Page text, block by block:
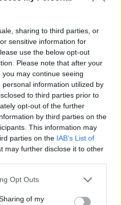
sharing to third parties, or
sensitive information for
use the below opt-out
Please note that after your
may continue seeing
information utilized by
to third parties prior to
opt-out of the further
by third parties on the
This information may
parties on the IAB’s List of
may further disclose it to other
uses one or more Google
behaviour. You may click to
Opt Outs
of my
κόσμο στην αναχώρηση της